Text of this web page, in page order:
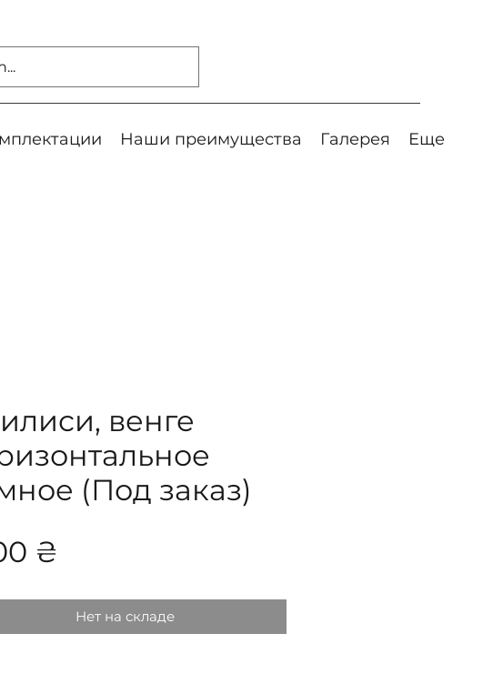
Наши преимущества Галерея Еще
венге
(Под заказ)
₴
Нет на складе